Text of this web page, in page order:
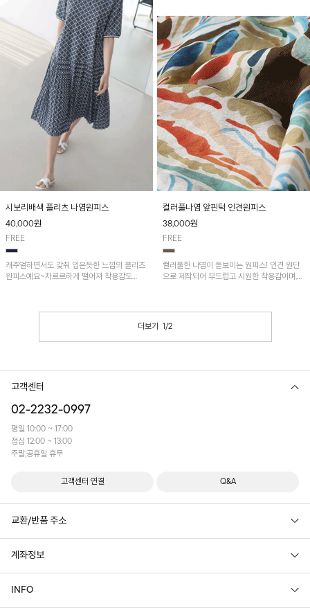
시보리배색 플리츠 나염원피스
40,000원
FREE
캐주얼하면서도 갖춰 입은듯한 느낌의 플리츠
원피스예요~차르르하게 떨어져 착용감도
컬러풀나염 앞핀턱 인견원피스
38,000원
FREE
컬러풀한 나염이 돋보이는 원피스! 인견 원단
으로 제작되어 부드럽고 시원한 착용감이며,
니다~
더보기 1/2
고객센터
02-2232-0997
평일 10:00 ~ 17:00
점심 12:00 ~ 13:00
주말,공휴일 휴무
고객센터 연결 Q&A
교환/반품 주소
계좌정보
INFO